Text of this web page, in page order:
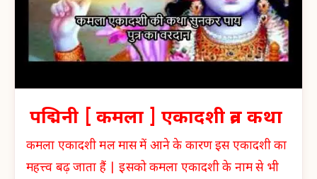
पद्मिनी [ कमला ] एकादशी व्रत कथा
कमला एकादशी मल मास में आने के कारण इस एकादशी का
महत्त्व बढ़ जाता हैं | इसको कमला एकादशी के नाम से भी